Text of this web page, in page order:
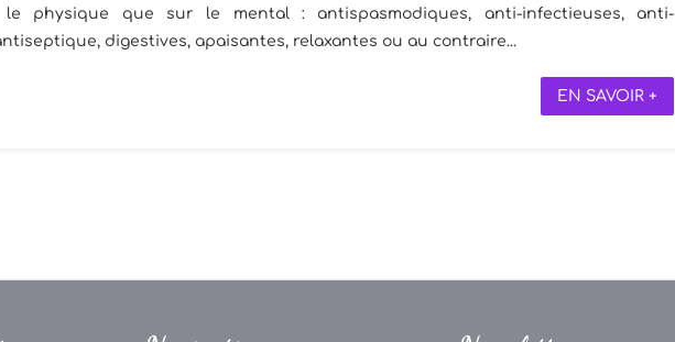
physique que sur le mental : antispasmodiques, anti-infectieuses, anti-
digestives, apaisantes, relaxantes ou au contraire...
EN SAVOIR +